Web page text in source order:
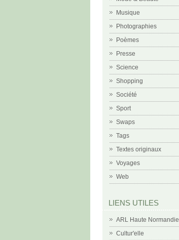
Musique
Photographies
Poèmes
Presse
Science
Shopping
Société
Sport
Swaps
Tags
Textes originaux
Voyages
Web
LIENS UTILES
ARL Haute Normandie
Cultur'elle